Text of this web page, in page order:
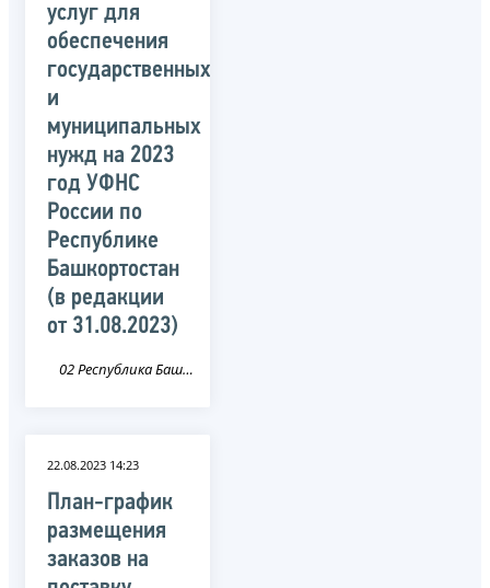
услуг для
обеспечения
государственных
и
муниципальных
нужд на 2023
год УФНС
России по
Республике
Башкортостан
(в редакции
от 31.08.2023)
02 Республика Башкортостан
22.08.2023 14:23
План-график
размещения
заказов на